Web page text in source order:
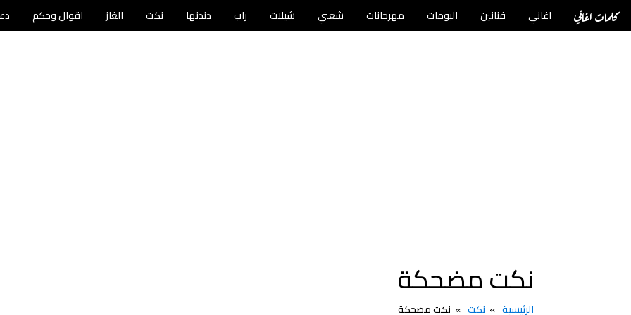
كلمات اغاني اغاني فنانين البومات مهرجانات شعبي شيلات راب دندنها نكت الغاز اقوال وحكم
نكت مضحكة
الرئيسية نكت نكت مضحكة